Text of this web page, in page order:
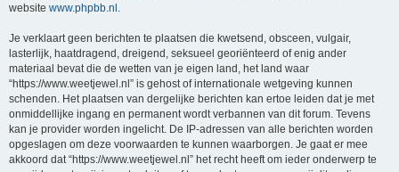
website www.phpbb.nl .
Je verklaart geen berichten te plaatsen die kwetsend, obsceen, vulgair,
lasterlijk, haatdragend, dreigend, seksueel georiënteerd of enig ander
materiaal bevat die de wetten van je eigen land, het land waar
“https://www.weetjewel.nl” is gehost of internationale wetgeving kunnen
schenden. Het plaatsen van dergelijke berichten kan ertoe leiden dat je met
onmiddellijke ingang en permanent wordt verbannen van dit forum. Tevens
kan je provider worden ingelicht. De IP-adressen van alle berichten worden
opgeslagen om deze voorwaarden te kunnen waarborgen. Je gaat er mee
akkoord dat “https://www.weetjewel.nl” het recht heeft om ieder onderwerp te